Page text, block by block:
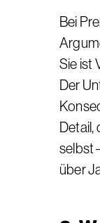
Bei
Sie ist
Der
Detail,
selbst
über